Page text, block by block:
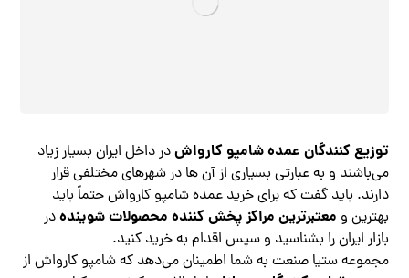
توزیع کنندگان عمده شامپو کارواشدر داخل ایران بسیار زیاد
می‌باشند و به عبارتی بسیاری از آن ها در شهرهای مختلفی قرار
دارند. باید گفت که برای خرید عمده شامپو کارواش حتماً باید
بهترین و معتبرترین مراکز پخش کننده محصولات شویندهدر
بازار ایران را بشناسید و سپس اقدام به خرید کنید.
مجموعه ستیا صنعت به شما اطمینان می‌دهد که شامپو کارواش از